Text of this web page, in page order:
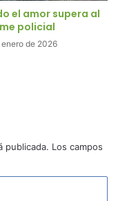
el amor supera al
policial
enero de 2026
publicada. Los campos